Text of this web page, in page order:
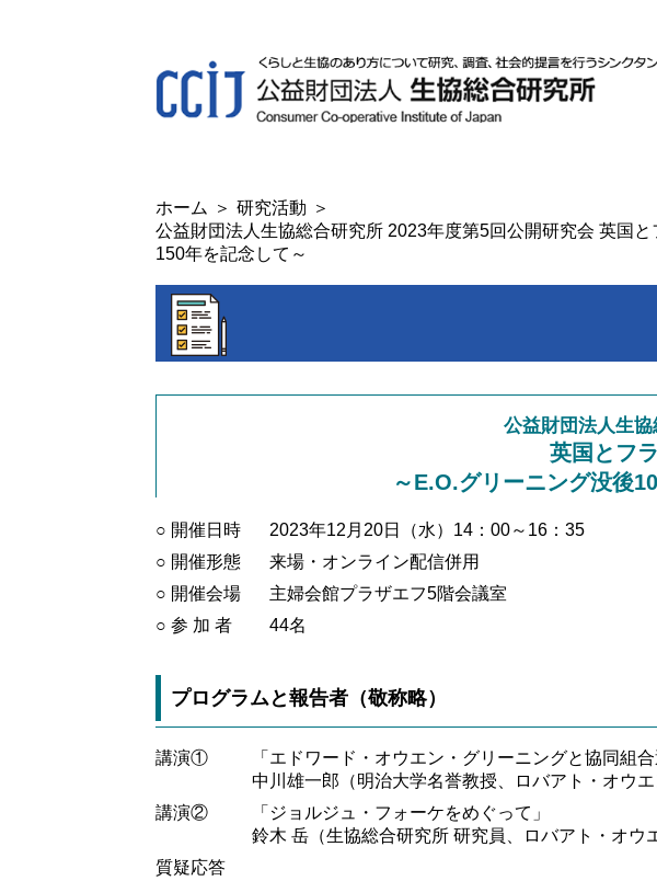
ホーム
研究活動
公益財団法人生協総合研究所 2023年度第5回公開研究会 英国
150年を記念して～
公益財団法人生
英国とフ
～E.O.グリーニング没後
○ 開催日時
2023年12月20日（水）14：00～16：35
○ 開催形態
来場・オンライン配信併用
○ 開催会場
主婦会館プラザエフ5階会議室
○ 参 加 者
44名
プログラムと報告者（敬称略）
講演①
「エドワード・オウエン・グリーニングと協同組合
中川雄一郎（明治大学名誉教授、ロバアト・オウエ
講演②
「ジョルジュ・フォーケをめぐって」
鈴木 岳（生協総合研究所 研究員、ロバアト・オウ
質疑応答